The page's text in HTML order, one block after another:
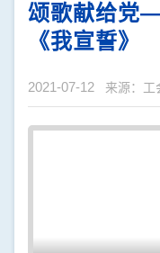
颂歌献给党
《我宣誓》
2021-07-12 来源：